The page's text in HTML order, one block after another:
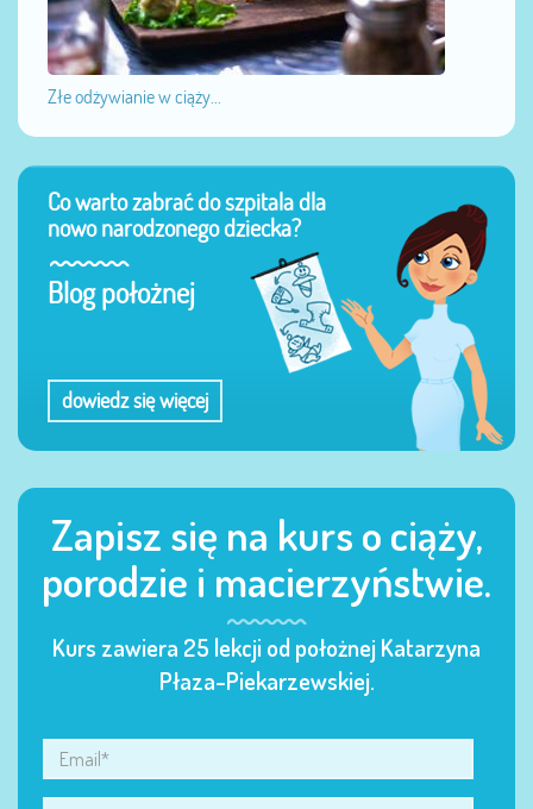
Złe odżywianie w ciąży...
Co warto zabrać do szpitala dla
nowo narodzonego dziecka?
Blog położnej
dowiedz się więcej
Zapisz się na kurs o ciąży,
porodzie i macierzyństwie.
Kurs zawiera 25 lekcji od położnej Katarzyna
Płaza-Piekarzewskiej.